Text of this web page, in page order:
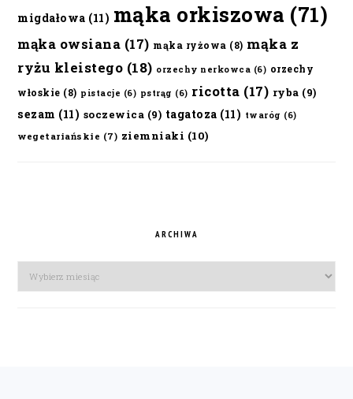
migdałowa (11) mąka orkiszowa (71)
mąka owsiana (17) mąka ryżowa (8) mąka z
ryżu kleistego (18) orzechy nerkowca (6) orzechy
włoskie (8) pistacje (6) pstrąg (6) ricotta (17) ryba (9)
sezam (11) soczewica (9) tagatoza (11) twaróg (6)
wegetariańskie (7) ziemniaki (10)
ARCHIWA
Archiwa